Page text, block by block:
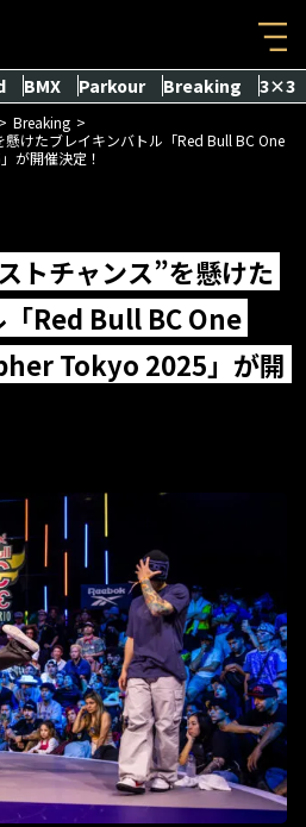
BMX Parkour Breaking 3×3
Breaking
けたブレイキンバトル「Red Bull BC One
が開催決定！
トチャンス”を懸けた
「Red Bull BC One
Tokyo 2025」が開